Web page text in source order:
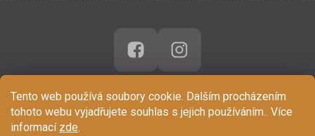
Tento web používá soubory cookie. Dalším procházením
tohoto webu vyjadřujete souhlas s jejich používáním.. Více
informací zde.